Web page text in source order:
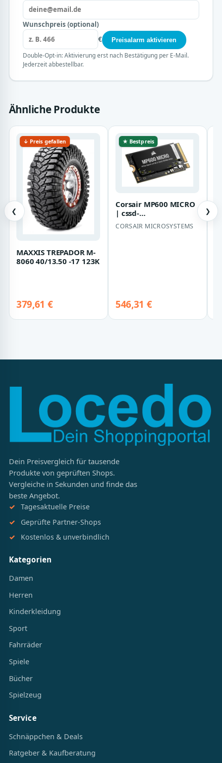
Wunschpreis (optional)
€
Preisalarm aktivieren
Double-Opt-in: Aktivierung erst nach Bestätigung per E-Mail.
Jederzeit abbestellbar.
Ähnliche Produkte
❮
↓ Preis gefallen
MAXXIS TREPADOR M-
8060 40/13.50 -17 123K
379,61 €
★ Bestpreis
Corsair MP600 MICRO
| cssd-
f1000gbmp600mcr2 |
1 TB - M.2
CORSAIR MICROSYSTEMS
546,31 €
❯
Dein Preisvergleich für tausende
Produkte von geprüften Shops.
Vergleiche in Sekunden und finde das
beste Angebot.
Tagesaktuelle Preise
Geprüfte Partner-Shops
Kostenlos & unverbindlich
Kategorien
Damen
Herren
Kinderkleidung
Sport
Fahrräder
Spiele
Bücher
Spielzeug
Service
Schnäppchen & Deals
Ratgeber & Kaufberatung